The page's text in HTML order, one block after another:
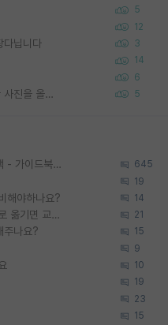
5
12
다닙니다 3
14
6
정보보안 연구하는 입장에선 식별가능한 사진을 올리는건 비추이긴함 5
[무료] 2026 미국 대학원 유학 스타터팩 - 가이드북 & 합격자 컨택메일 템플릿 645
19
해야하나요? 14
SSH 박사과정을 그만두고 지방대 박사로 옮기면 교수의 꿈은 끝일까요? 21
주나요? 15
9
10
19
23
15